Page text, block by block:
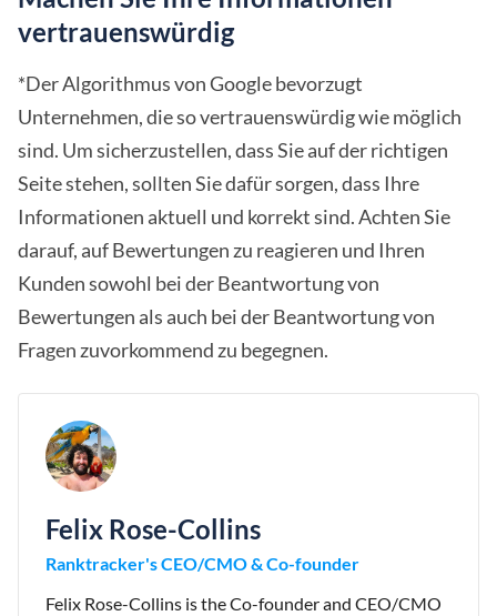
vertrauenswürdig
*Der Algorithmus von Google bevorzugt
Unternehmen, die so vertrauenswürdig wie möglich
sind. Um sicherzustellen, dass Sie auf der richtigen
Seite stehen, sollten Sie dafür sorgen, dass Ihre
Informationen aktuell und korrekt sind. Achten Sie
darauf, auf Bewertungen zu reagieren und Ihren
Kunden sowohl bei der Beantwortung von
Bewertungen als auch bei der Beantwortung von
Fragen zuvorkommend zu begegnen.
Felix Rose-Collins
Ranktracker's CEO/CMO & Co-founder
Felix Rose-Collins is the Co-founder and CEO/CMO